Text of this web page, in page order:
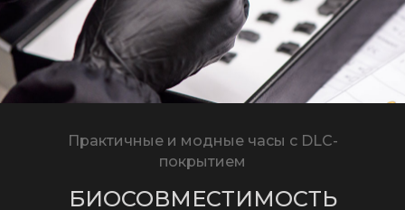
Практичные и модные часы с DLC-
покрытием
БИОСОВМЕСТИМОСТЬ